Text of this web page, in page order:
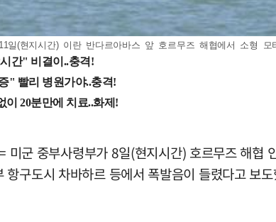
일(현지시간) 이란 반다르아바스 앞 호르무즈 해협에서 소형
미군 중부사령부가 8일(현지시간) 호르무즈 해
항구도시 차바하르 등에서 폭발음이 들렸다고 보